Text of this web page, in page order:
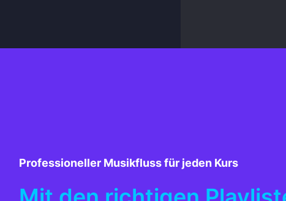
Professioneller Musikfluss für jeden Kurs